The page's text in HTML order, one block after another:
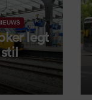
legt